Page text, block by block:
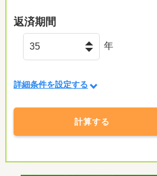
返済期間
年
詳細条件を設定する
計算する